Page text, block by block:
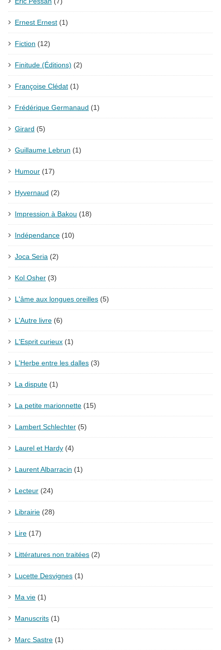
Ernest Ernest (1)
Fiction (12)
Finitude (Éditions) (2)
Françoise Clédat (1)
Frédérique Germanaud (1)
Girard (5)
Guillaume Lebrun (1)
Humour (17)
Hyvernaud (2)
Impression à Bakou (18)
Indépendance (10)
Joca Seria (2)
Kol Osher (3)
L'âme aux longues oreilles (5)
L'Autre livre (6)
L'Esprit curieux (1)
L'Herbe entre les dalles (3)
La dispute (1)
La petite marionnette (15)
Lambert Schlechter (5)
Laurel et Hardy (4)
Laurent Albarracin (1)
Lecteur (24)
Librairie (28)
Lire (17)
Littératures non traitées (2)
Lucette Desvignes (1)
Ma vie (1)
Manuscrits (1)
Marc Sastre (1)